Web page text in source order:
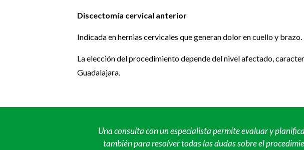
Discectomía cervical anterior
Indicada en hernias cervicales que generan dolor en cuello y brazo.
La elección del procedimiento depende del nivel afectado,
Guadalajara.
Una consulta con un especialista permite evaluar y
también para resolver todas las dudas sobre el